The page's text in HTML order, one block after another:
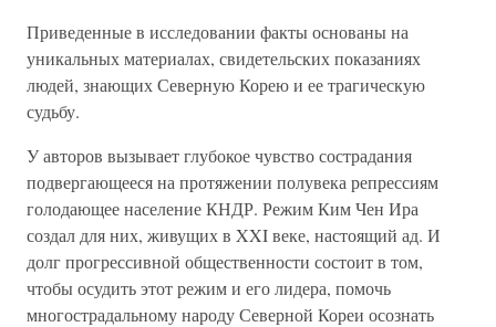
Приведенные в исследовании факты основаны на
уникальных материалах, свидетельских показаниях
людей, знающих Северную Корею и ее трагическую
судьбу.
У авторов вызывает глубокое чувство сострадания
подвергающееся на протяжении полувека репрессиям
голодающее население КНДР. Режим Ким Чен Ира
создал для них, живущих в XXI веке, настоящий ад. И
долг прогрессивной общественности состоит в том,
чтобы осудить этот режим и его лидера, помочь
многострадальному народу Северной Кореи осознать